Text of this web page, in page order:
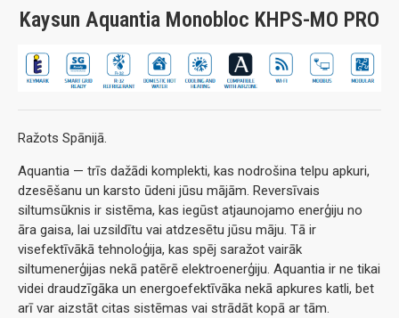
Kaysun Aquantia Monobloc KHPS-MO PRO
Ražots Spānijā.
Aquantia — trīs dažādi komplekti, kas nodrošina telpu apkuri,
dzesēšanu un karsto ūdeni jūsu mājām. Reversīvais
siltumsūknis ir sistēma, kas iegūst atjaunojamo enerģiju no
āra gaisa, lai uzsildītu vai atdzesētu jūsu māju. Tā ir
visefektīvākā tehnoloģija, kas spēj saražot vairāk
siltumenerģijas nekā patērē elektroenerģiju. Aquantia ir ne tikai
videi draudzīgāka un energoefektīvāka nekā apkures katli, bet
arī var aizstāt citas sistēmas vai strādāt kopā ar tām.